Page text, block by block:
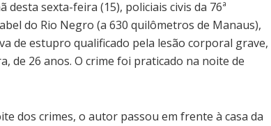
desta sexta-feira (15), policiais civis da 76ª
do Rio Negro (a 630 quilômetros de Manaus),
de estupro qualificado pela lesão corporal grave,
de 26 anos. O crime foi praticado na noite de
dos crimes, o autor passou em frente à casa da